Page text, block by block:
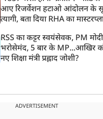
आए रिजर्वेशन हटाओ आंदोलन के
त्यागी, बता दिया RHA का
RSS का कट्टर स्वयंसेवक, PM
भरोसेमंद, 5 बार के MP...आखिर
नए शिक्षा मंत्री प्रह्लाद जोशी?
ADVERTISEMENT